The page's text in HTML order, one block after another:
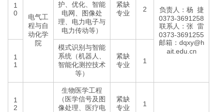
1
0
电气工
程与自
动化学
院
护、优化、智能
电网、图像处
理、电力电子与
电力传动等）
紧缺
专业
2
负责人：杨 捷
0373-3691258
联系人：张 雷
0373-3691255
邮箱：dqxy@h
ait.edu.cn
1
1
模式识别与智能
系统（机器人、
智能化测控技术
等）
紧缺
专业
1
1
2
生物医学工程
（医学信号及图
像处理、医疗电
紧缺
专业
1